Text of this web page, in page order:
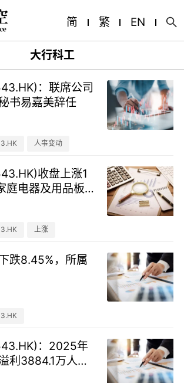
简 繁 EN
大行科工
：联席公司
书易嘉美辞任
人事变动
收盘上涨1
庭电器及用品板
上涨
跌8.45%，所属
：2025年
利3884.1万人民
52.32%